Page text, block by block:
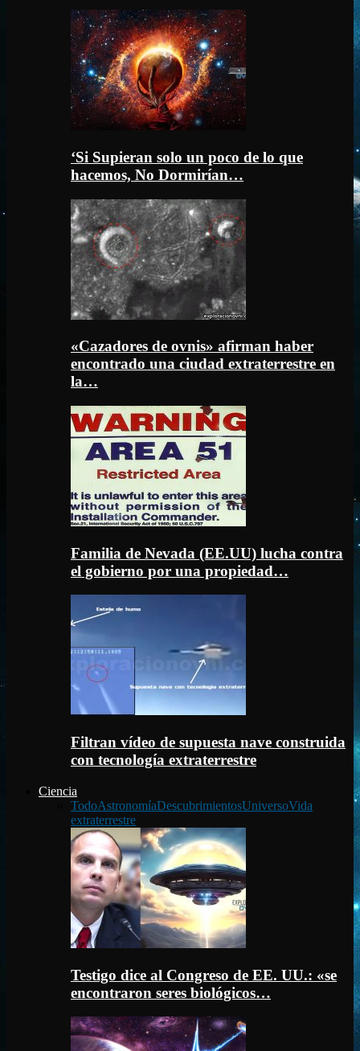
‘Si Supieran solo un poco de lo que
hacemos, No Dormirían…
«Cazadores de ovnis» afirman haber
encontrado una ciudad extraterrestre en
la…
Familia de Nevada (EE.UU) lucha contra
el gobierno por una propiedad…
Filtran vídeo de supuesta nave construida
con tecnología extraterrestre
Ciencia
TodoAstronomíaDescubrimientosUniversoVida
extraterrestre
Testigo dice al Congreso de EE. UU.: «se
encontraron seres biológicos…